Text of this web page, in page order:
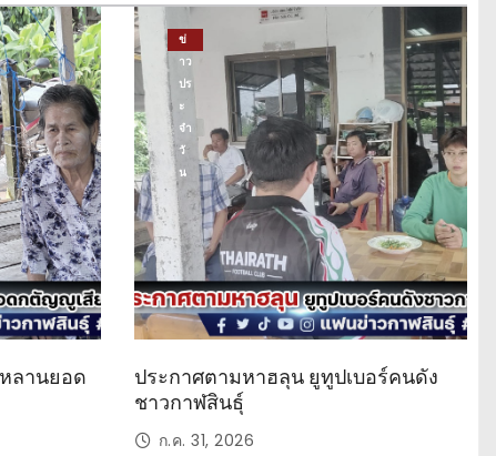
ลานยอด
ข่
าว
ปร
ะ
จำ
วั
น
ประกาศตามหาฮลุน ยูทูปเบอร์คนดัง
ชาวกาฬสินธุ์
ก.ค. 31, 2026